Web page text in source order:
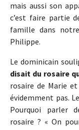
mais aussi son
c’est faire partie
famille dans
Philippe.
Le dominicain
disait du rosaire
rosaire de Marie
évidemment pas.
Pourquoi parler
rosaire ? « On